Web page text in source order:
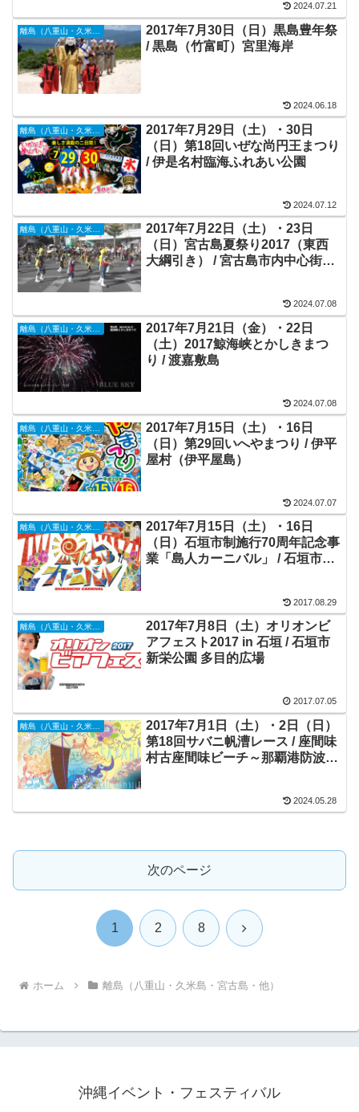
2024.07.21
2017年7月30日（日）黒島豊年祭
/ 黒島（竹富町）宮里海岸
2024.06.18
2017年7月29日（土）・30日
（日）第18回いぜな尚円王まつり
/ 伊是名村臨海ふれあい公園
2024.07.12
離島（八重山・久米島・宮古島・他）
2017年7月22日（土）・23日
（日）宮古島夏祭り2017（東西
大綱引き） / 宮古島市内中心街メ
2024.07.08
2017年7月21日（金）・22日
（土）2017鯨海峡とかしきまつ
り / 渡嘉敷島
2024.07.08
2017年7月15日（土）・16日
（日）第29回いへやまつり / 伊平
屋村（伊平屋島）
2024.07.07
離島（八重山・久米島・宮古島・他）
2017年7月15日（土）・16日
（日）石垣市制施行70周年記念事
業「島人カーニバル」 / 石垣市新
2017.08.29
2017年7月8日（土）オリオンビ
アフェスト2017 in 石垣 / 石垣市
新栄公園 多目的広場
2017.07.05
2017年7月1日（土）・2日（日）
第18回サバニ帆漕レース / 座間味
村古座間味ビーチ～那覇港防波堤
2024.05.28
次のページ
1 2 8 次
ホーム 離島（八重山・久米島・宮古島・他）
沖縄イベント・フェスティバル